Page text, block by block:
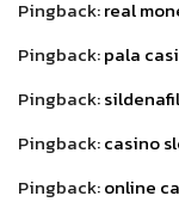
Pingback:real
Pingback:pala
Pingback:
Pingback:casino
Pingback:online